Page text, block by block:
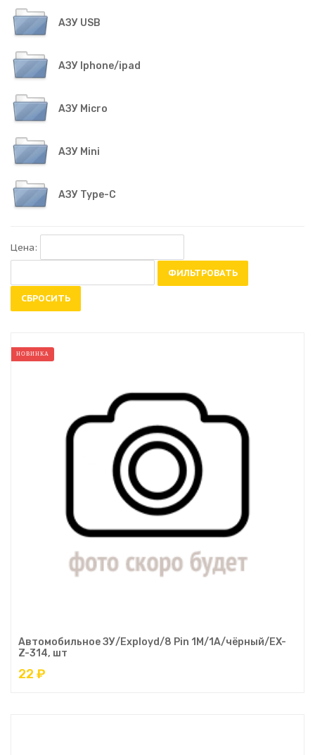
АЗУ USB
АЗУ Iphone/ipad
АЗУ Micro
АЗУ Mini
АЗУ Type-C
Цена:
ФИЛЬТРОВАТЬ
СБРОСИТЬ
НОВИНКА
Автомобильное ЗУ/Exployd/8 Pin 1M/1А/чёрный/EX-
Z-314, шт
22 ₽